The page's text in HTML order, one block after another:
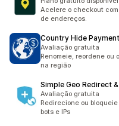
Acelere o checkout
de endereços.
Country Hide
Avaliação gratuita
Renomeie, reordene ou
na região
Simple Geo Redirect
Avaliação gratuita
Redirecione ou
bots e IPs